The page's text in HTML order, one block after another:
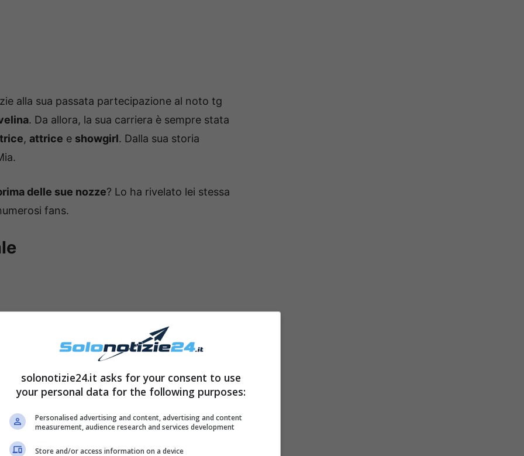
alla sua passata partecipazione al noto tg
. Da allora, la sua carriera è sempre stata
, attrice e showgirl. Dalla sua storia
delle sue nozze? Lo ha rivelato lei stessa
fans.
hanno finalmente
pronunciato il fatidico
solonotizie24.it asks for your consent to use
your personal data for the following purposes:
Personalised advertising and content, advertising and content
measurement, audience research and services development
Store and/or access information on a device